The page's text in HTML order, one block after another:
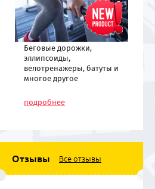
Беговые дорожки,
эллипсоиды,
велотренажеры, батуты и
многое другое
оборудование по низким
ценам
подробнее
Отзывы Все отзывы